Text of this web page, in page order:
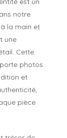
notre
la main et
une
Cette
photos
et
pièce